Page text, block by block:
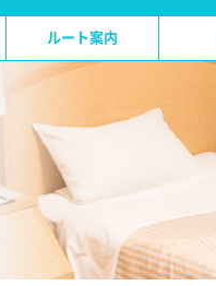
ルート案内